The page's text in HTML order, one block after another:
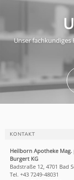
Unser fachkundiges
KONTAKT
Heilborn Apotheke Mag.
Burgert KG
Badstraße 12, 4701 Bad
Tel. +43 7249-48031